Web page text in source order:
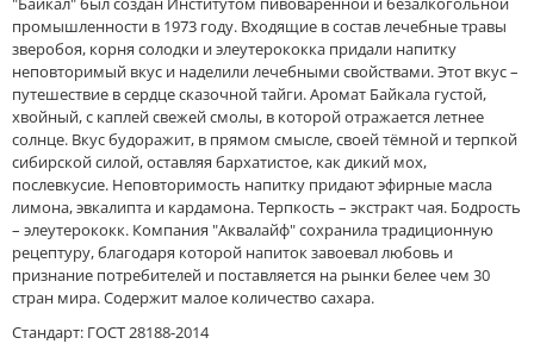
промышленности в 1973 году. Входящие в состав лечебные травы
зверобоя, корня солодки и элеутерококка придали напитку
неповторимый вкус и наделили лечебными свойствами. Этот вкус –
путешествие в сердце сказочной тайги. Аромат Байкала густой,
хвойный, с каплей свежей смолы, в которой отражается летнее
солнце. Вкус будоражит, в прямом смысле, своей тёмной и терпкой
сибирской силой, оставляя бархатистое, как дикий мох,
послевкусие. Неповторимость напитку придают эфирные масла
лимона, эвкалипта и кардамона. Терпкость – экстракт чая. Бодрость
– элеутерококк. Компания "Аквалайф" сохранила традиционную
рецептуру, благодаря которой напиток завоевал любовь и
признание потребителей и поставляется на рынки белее чем 30
стран мира. Содержит малое количество сахара.
Стандарт: ГОСТ 28188-2014